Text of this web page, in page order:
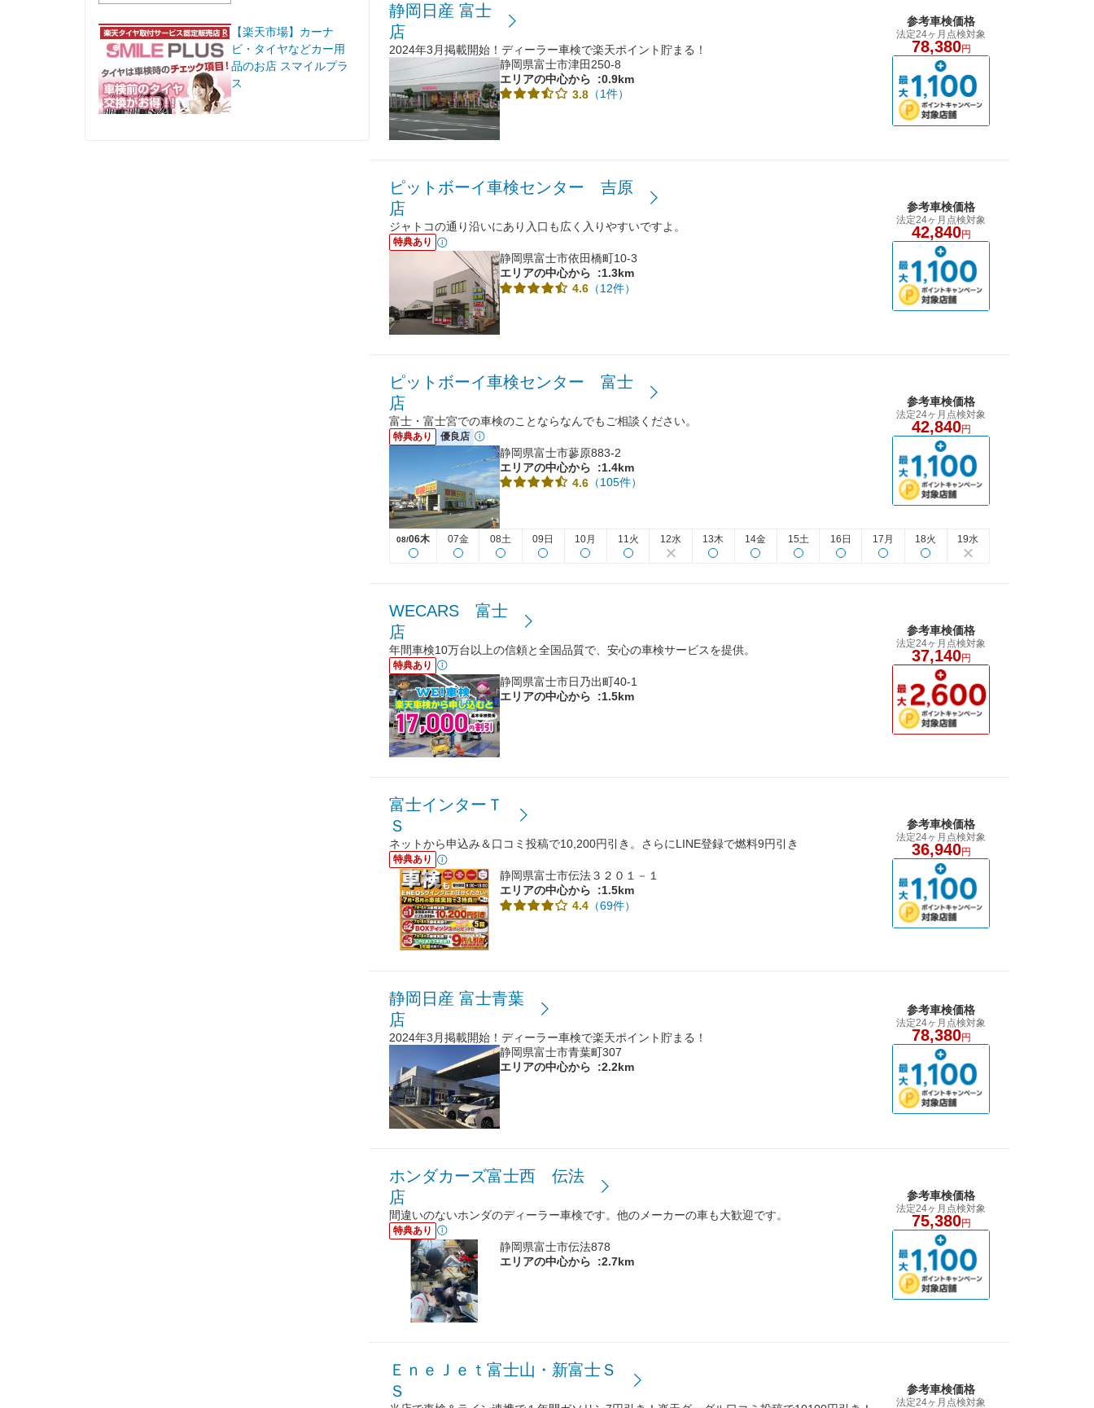
【楽天市場】カーナ
ビ・タイヤなどカー用
品のお店 スマイルプラ
ス
静岡日産 富士
店
2024年3月掲載開始！ディーラー車検で楽天ポイント貯まる！
静岡県富士市津田250-8
エリアの中心から
:0.9km
3.8 （1件）
参考車検価格
法定24ヶ月点検対象
78,380円
ピットボーイ車検センター 吉原
店
ジャトコの通り沿いにあり入口も広く入りやすいですよ。
特典あり
静岡県富士市依田橋町10-3
エリアの中心から
:1.3km
4.6 （12件）
参考車検価格
法定24ヶ月点検対象
42,840円
ピットボーイ車検センター 富士
店
富士・富士宮での車検のことならなんでもご相談ください。
特典あり 優良店
静岡県富士市蓼原883-2
エリアの中心から
:1.4km
4.6 （105件）
参考車検価格
法定24ヶ月点検対象
42,840円
08/06木 07金 08土 09日 10月 11火 12水 13木 14金 15土 16日 17月 18火 19水
WECARS 富士
店
年間車検10万台以上の信頼と全国品質で、安心の車検サービスを提供。
特典あり
静岡県富士市日乃出町40-1
エリアの中心から
:1.5km
参考車検価格
法定24ヶ月点検対象
37,140円
富士インターＴ
Ｓ
ネットから申込み＆口コミ投稿で10,200円引き。さらにLINE登録で燃料9円引き
特典あり
静岡県富士市伝法３２０１－１
エリアの中心から
:1.5km
4.4 （69件）
参考車検価格
法定24ヶ月点検対象
36,940円
静岡日産 富士青葉
店
2024年3月掲載開始！ディーラー車検で楽天ポイント貯まる！
静岡県富士市青葉町307
エリアの中心から
:2.2km
参考車検価格
法定24ヶ月点検対象
78,380円
ホンダカーズ富士西 伝法
店
間違いのないホンダのディーラー車検です。他のメーカーの車も大歓迎です。
特典あり
静岡県富士市伝法878
エリアの中心から
:2.7km
参考車検価格
法定24ヶ月点検対象
75,380円
ＥｎｅＪｅｔ富士山・新富士Ｓ
Ｓ
参考車検価格
法定24ヶ月点検対象